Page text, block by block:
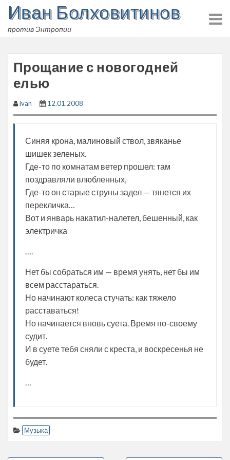
Skip
content
Иван Болховитинов
против Энтропии
Прощание с новогодней
елью
ivan 12.01.2008
Синяя крона, малиновый ствол, звяканье
шишек зеленых.
Где-то по комнатам ветер прошел: там
поздравляли влюбленных,
Где-то он старые струны задел — тянется их
перекличка…
Вот и январь накатил-налетел, бешенный, как
электричка
….
Нет бы собраться им — время унять, нет бы им
всем расстараться.
Но начинают колеса стучать: как тяжело
расставаться!
Но начинается вновь суета. Время по-своему
судит.
И в суете тебя сняли с креста, и воскресенья не
будет.
…
Музыка